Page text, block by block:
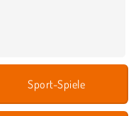
Sport-Spiele